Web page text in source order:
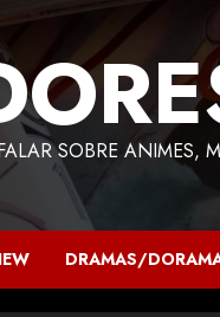
SOBRE ANIMES,
DRAMAS/